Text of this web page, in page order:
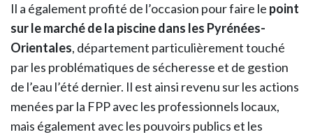
Il a également profité de l’occasion pour faire le point
sur le marché de la piscine dans les Pyrénées-
Orientales, département particulièrement touché
par les problématiques de sécheresse et de gestion
de l’eau l’été dernier. Il est ainsi revenu sur les actions
menées par la FPP avec les professionnels locaux,
mais également avec les pouvoirs publics et les